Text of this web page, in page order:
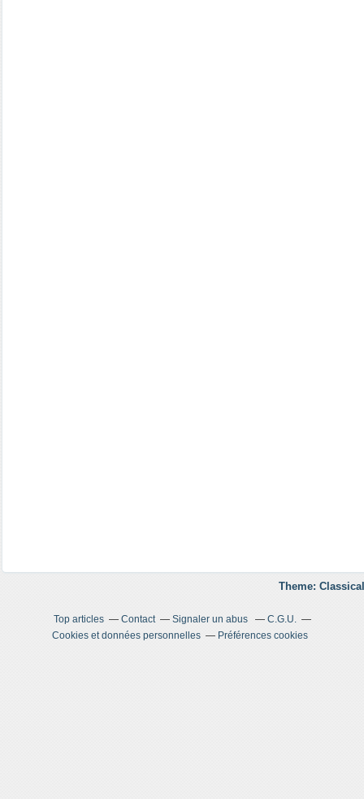
Theme:
Top articles Contact Signaler un abus
C.G.U.
Cookies et données personnelles
Préférences cookies